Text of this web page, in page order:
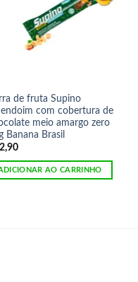
de fruta Supino
com cobertura de
meio amargo zero
Banana Brasil
AO CARRINHO